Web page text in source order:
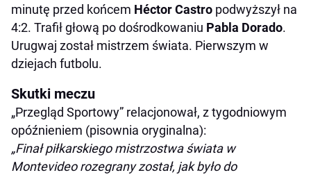
minutę przed końcem Héctor Castro podwyższył na
4:2. Trafił głową po dośrodkowaniu Pabla Dorado.
Urugwaj został mistrzem świata. Pierwszym w
dziejach futbolu.
Skutki meczu
„Przegląd Sportowy” relacjonował, z tygodniowym
opóźnieniem (pisownia oryginalna):
„Finał piłkarskiego mistrzostwa świata w
Montevideo rozegrany został, jak było do